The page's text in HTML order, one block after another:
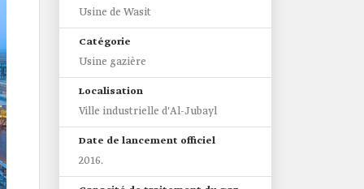
Usine de Wasit
Catégorie
Usine gazière
Localisation
Ville industrielle d'Al-Jubayl
Date de lancement officiel
2016.